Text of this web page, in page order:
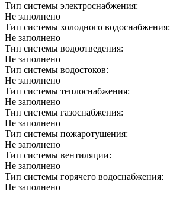
Тип системы электроснабжения:
Не заполнено
Тип системы холодного водоснабжения:
Не заполнено
Тип системы водоотведения:
Не заполнено
Тип системы водостоков:
Не заполнено
Тип системы теплоснабжения:
Не заполнено
Тип системы газоснабжения:
Не заполнено
Тип системы пожаротушения:
Не заполнено
Тип системы вентиляции:
Не заполнено
Тип системы горячего водоснабжения:
Не заполнено